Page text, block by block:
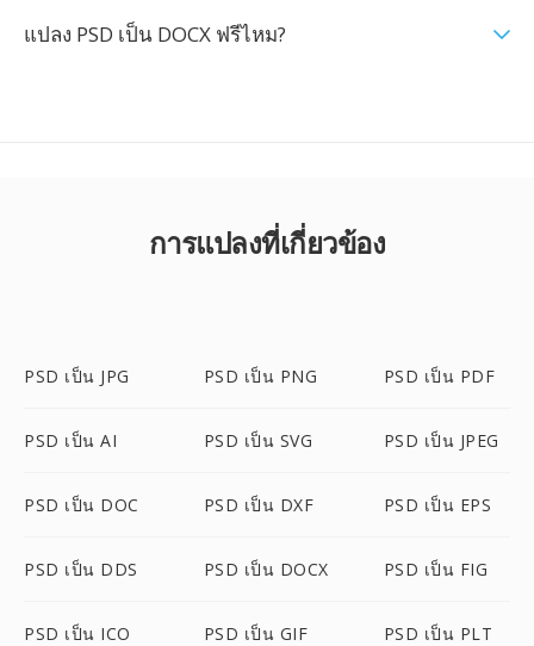
แปลง PSD เป็น DOCX ฟรีไหม?
การแปลงที่เกี่ยวข้อง
PSD เป็น JPG PSD เป็น PNG PSD เป็น PDF
PSD เป็น AI PSD เป็น SVG PSD เป็น JPEG
PSD เป็น DOC PSD เป็น DXF PSD เป็น EPS
PSD เป็น DDS PSD เป็น DOCX PSD เป็น FIG
PSD เป็น ICO PSD เป็น GIF PSD เป็น PLT